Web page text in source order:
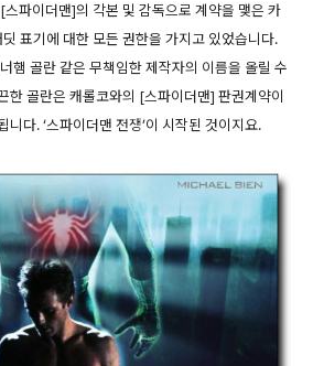
파이더맨]의 각본 및 감독으로 계약을 맺은 카
표기에 대한 모든 권한을 가지고 있었습니다.
햄 골란 같은 무책임한 제작자의 이름을 올릴 수
한 골란은 캐롤코와의 [스파이더맨] 판권계약이
다. ‘스파이더맨 전쟁’이 시작된 것이지요.